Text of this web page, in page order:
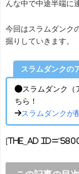
んな中で中途半端に
今回はスラムダンク
掘りしていきます。
スラムダンクの
●スラムダンク（
ちら！
→スラムダンクが
[the_ad